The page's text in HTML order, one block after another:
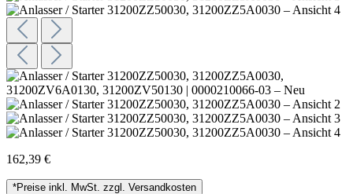
162,39 €
*Preise inkl. MwSt. zzgl. Versandkosten